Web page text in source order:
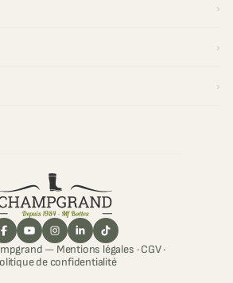
— Mentions légales ·CGV·
de confidentialité